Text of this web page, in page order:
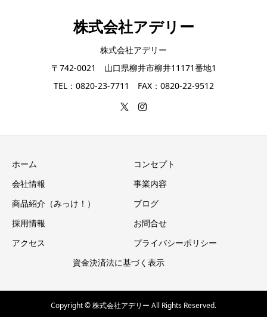
株式会社アデリー
株式会社アデリー
〒742-0021 山口県柳井市柳井11171番地1
TEL：0820-23-7711 FAX：0820-22-9512
ホーム
コンセプト
会社情報
事業内容
商品紹介（みっけ！）
ブログ
採用情報
お問合せ
アクセス
プライバシーポリシー
資金決済法に基づく表示
Copyright © 株式会社アデリー All Rights Reserved.